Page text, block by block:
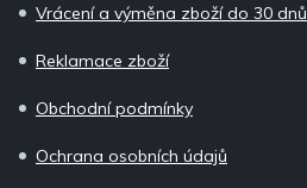
Vrácení a výměna zboží do 30 dnů
Reklamace zboží
Obchodní podmínky
Ochrana osobních údajů